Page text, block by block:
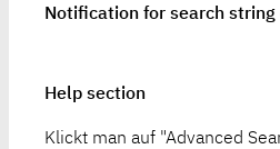
Notification for search string
Help section
Klickt man auf "Advanced